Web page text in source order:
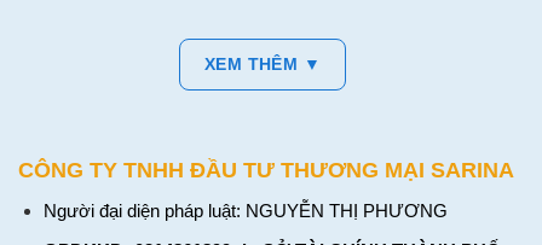
XEM THÊM ▼
CÔNG TY TNHH ĐẦU TƯ THƯƠNG MẠI SARINA
Người đại diện pháp luật: NGUYỄN THỊ PHƯƠNG